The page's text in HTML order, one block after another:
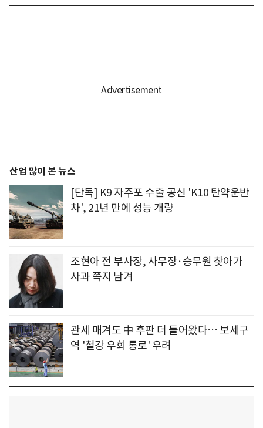
산업 많이 본 뉴스
[단독] K9 자주포 수출 공신 'K10 탄약운반
차', 21년 만에 성능 개량
조현아 전 부사장, 사무장·승무원 찾아가
사과 쪽지 남겨
관세 매겨도 中 후판 더 들어왔다… 보세구
역 '철강 우회 통로' 우려